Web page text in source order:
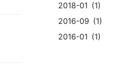
2018-01
1
2016-09
1
2016-01
1